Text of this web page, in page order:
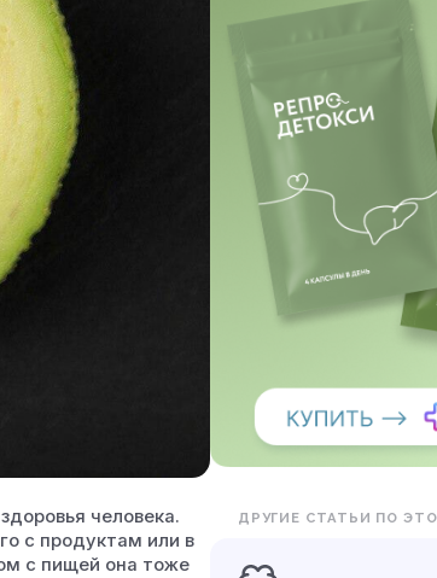
человека.
с продуктам или в
с пищей она тоже
ДРУГИЕ СТАТЬИ ПО